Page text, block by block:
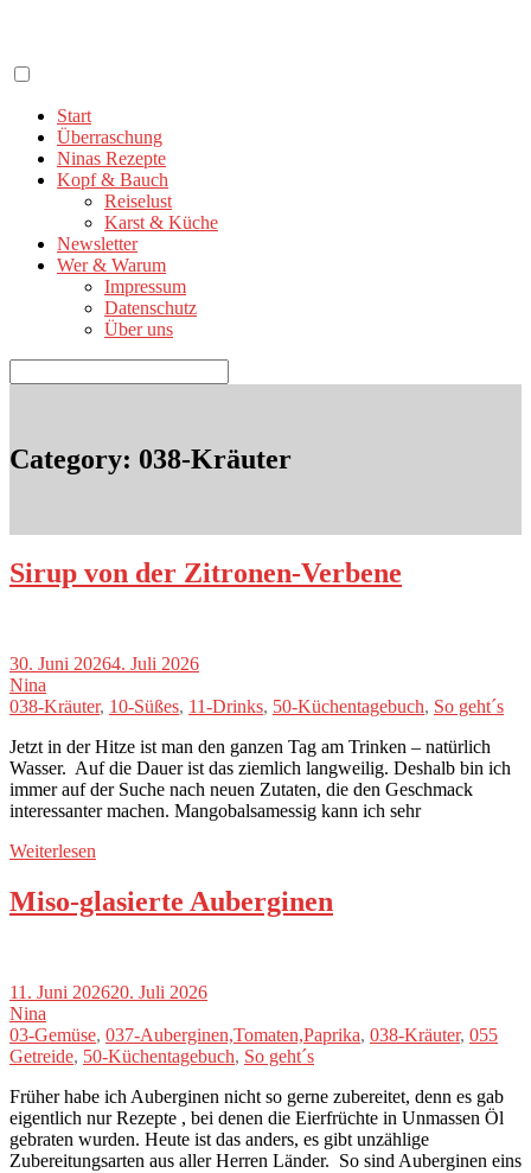
springen
Start
Überraschung
Ninas Rezepte
Kopf & Bauch
Reiselust
Karst & Küche
Newsletter
Wer & Warum
Impressum
Datenschutz
Über uns
nach:
Category: 038-Kräuter
Sirup von der Zitronen-Verbene
30. Juni 20264. Juli 2026
Nina
038-Kräuter, 10-Süßes, 11-Drinks, 50-Küchentagebuch, So geht´s
Jetzt in der Hitze ist man den ganzen Tag am Trinken – natürlich
Wasser. Auf die Dauer ist das ziemlich langweilig. Deshalb bin ich
immer auf der Suche nach neuen Zutaten, die den Geschmack
interessanter machen. Mangobalsamessig kann ich sehr
Weiterlesen
Miso-glasierte Auberginen
11. Juni 202620. Juli 2026
Nina
03-Gemüse, 037-Auberginen,Tomaten,Paprika, 038-Kräuter, 055
Getreide, 50-Küchentagebuch, So geht´s
Früher habe ich Auberginen nicht so gerne zubereitet, denn es gab
eigentlich nur Rezepte , bei denen die Eierfrüchte in Unmassen Öl
gebraten wurden. Heute ist das anders, es gibt unzählige
Zubereitungsarten aus aller Herren Länder. So sind Auberginen eins